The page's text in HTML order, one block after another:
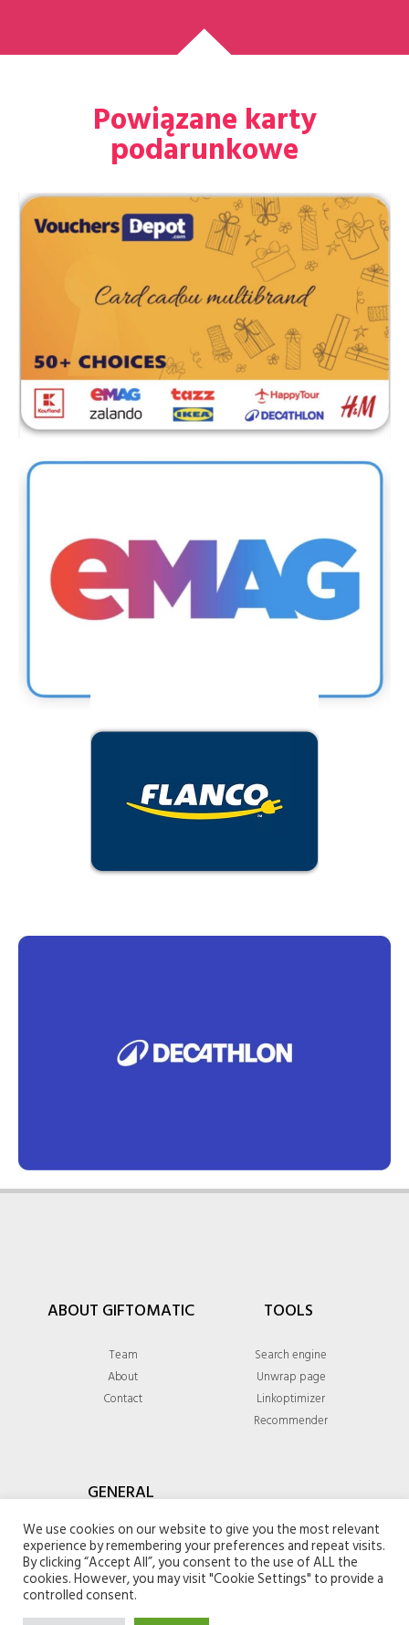
Powiązane karty
podarunkowe
ABOUT GIFTOMATIC
Team
About
Contact
TOOLS
Search engine
Unwrap page
Linkoptimizer
Recommender
GENERAL
Privacy policy
Terms & conditions
We use cookies on our website to give you the most relevant
experience by remembering your preferences and repeat visits.
By clicking “Accept All”, you consent to the use of ALL the
cookies. However, you may visit "Cookie Settings" to provide a
controlled consent.